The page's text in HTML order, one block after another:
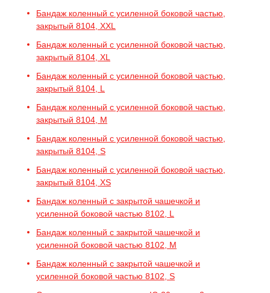
Бандаж коленный с усиленной боковой частью,
закрытый 8104, XXL
Бандаж коленный с усиленной боковой частью,
закрытый 8104, XL
Бандаж коленный с усиленной боковой частью,
закрытый 8104, L
Бандаж коленный с усиленной боковой частью,
закрытый 8104, M
Бандаж коленный с усиленной боковой частью,
закрытый 8104, S
Бандаж коленный с усиленной боковой частью,
закрытый 8104, XS
Бандаж коленный с закрытой чашечкой и
усиленной боковой частью 8102, L
Бандаж коленный с закрытой чашечкой и
усиленной боковой частью 8102, M
Бандаж коленный с закрытой чашечкой и
усиленной боковой частью 8102, S